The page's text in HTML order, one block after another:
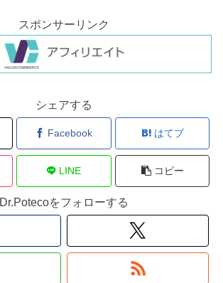
スポンサーリンク
シェアする
Facebook はてブ
LINE コピー
Dr.Potecoをフォローする